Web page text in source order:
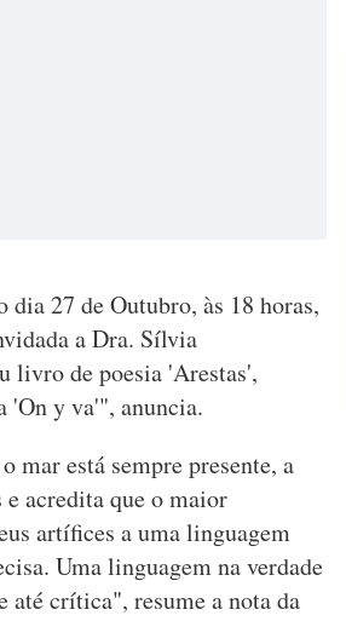
dia 27 de Outubro, às 18 horas,
a Dra. Sílvia
livro de poesia 'Arestas',
'On y va'", anuncia.
mar está sempre presente, a
acredita que o maior
artífices a uma linguagem
Uma linguagem na verdade
até crítica", resume a nota da